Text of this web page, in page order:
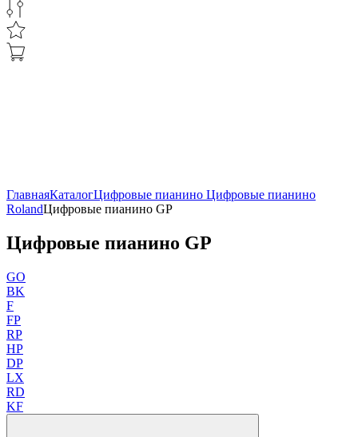
ГлавнаяКаталогЦифровые пианино Цифровые пианино
RolandЦифровые пианино GP
Цифровые пианино GP
GO
BK
F
FP
RP
HP
DP
LX
RD
KF